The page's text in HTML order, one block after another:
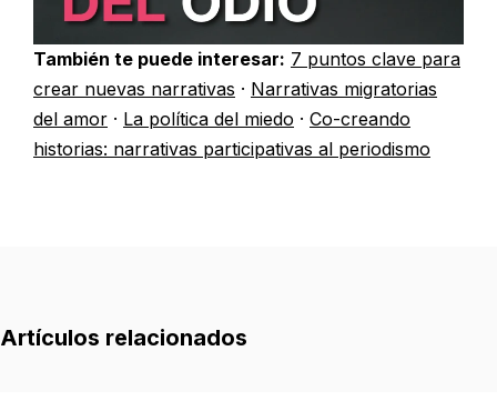
También te puede interesar: 7 puntos clave para
crear nuevas narrativas · Narrativas migratorias
del amor · La política del miedo · Co-creando
historias: narrativas participativas al periodismo
Artículos relacionados